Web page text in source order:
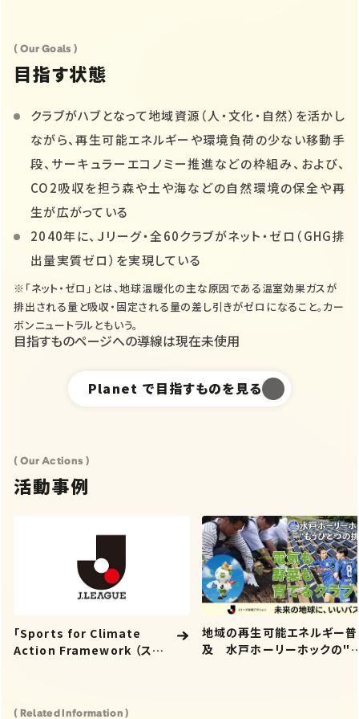
( Our Goals )
目指す状態
クラブがハブとなって地域資源（人・文化・自然）を活かし
ながら、再生可能エネルギーや環境負荷の少ない移動手
段、サーキュラーエコノミー推進などの枠組み、および、
CO2吸収を担う森や土や海などの自然環境の保全や再
生が広がっている
2040年に、Ｊリーグ・全60クラブがネット・ゼロ（GHG排
出量実質ゼロ）を実現している
※「ネット・ゼロ」とは、地球温暖化の主な原因である温室効果ガスが
排出される量と吸収・固定される量の差し引きがゼロになること。カー
ボンニュートラルともいう。
目指すものページへの導線は現在未使用
Planet で目指すものを見る
( Our Actions )
活動事例
「Sports for Climate
Action Framework （ス
地域の再生可能エネルギー普
及 水戸ホーリーホックの"
( Related Information )